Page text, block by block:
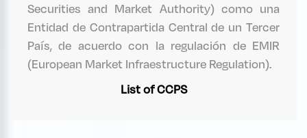
Securities and Market Authority) como una
Entidad de Contrapartida Central de un Tercer
País, de acuerdo con la regulación de EMIR
(European Market Infraestructure Regulation).
List of CCPS